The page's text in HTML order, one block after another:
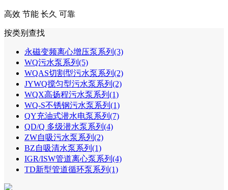
高效 节能 长久 可靠
按类别查找
永磁变频离心增压泵系列(3)
WQ污水泵系列(5)
WQAS切割型污水泵系列(2)
JYWQ搅匀型污水泵系列(2)
WQX高扬程污水泵系列(1)
WQ-S不锈钢污水泵系列(1)
QY充油式潜水电泵系列(7)
QD/Q 多级潜水泵系列(4)
ZW自吸污水泵系列(2)
BZ自吸清水泵系列(1)
IGR/ISW管道离心泵系列(4)
TD新型管道循环泵系列(1)